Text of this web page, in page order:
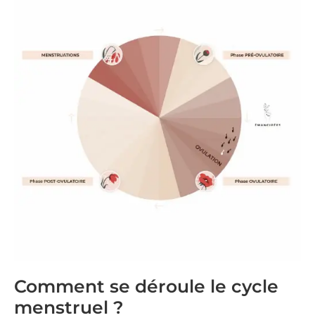
Comment se déroule le cycle
menstruel ?